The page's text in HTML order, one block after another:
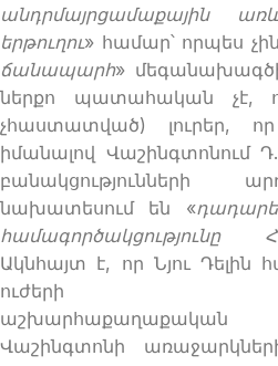
անդրմայրցամաքային
երթուղու» համար՝ որպես
ճանապարհ» մեգանախագծի
ներքո պատահական չէ,
չհաստատված) լուրեր,
իմանալով Վաշինգտոնում
բանակցությունների
նախատեսում են «
Ակնհայտ է, որ Նյու Դելին
ուժերի
աշխարհաքաղաքական
Վաշինգտոնի